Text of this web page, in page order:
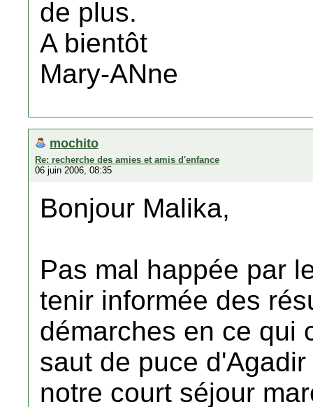
de plus.
A bientôt
Mary-ANne
mochito
Re: recherche des amies et amis d'enfance
06 juin 2006, 08:35
Bonjour Malika,
Pas mal happée par
tenir informée des
démarches en ce qui
saut de puce
notre court séjour